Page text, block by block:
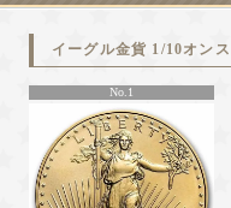
イーグル金貨 1/10オン
No.1